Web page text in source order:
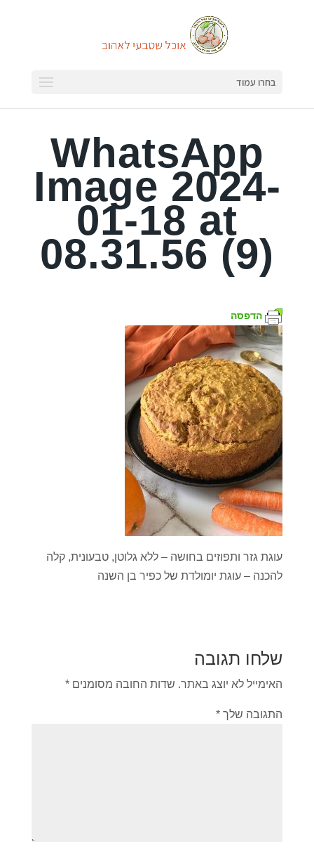
בחרו עמוד
WhatsApp
Image 2024-
01-18 at
08.31.56 (9)
הדפסה
עוגת גזר ותפוזים בחושה – ללא גלוטן, טבעונית, קלה
להכנה – עוגת יומולדת של כפיר בן השנה
שלחו תגובה
האימייל לא יוצג באתר. שדות החובה מסומנים *
התגובה שלך *